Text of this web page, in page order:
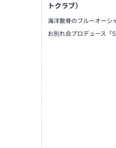
トクラブ）
海洋散骨のブルーオーシ
お別れ会プロデュース「